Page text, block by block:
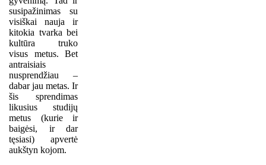
susipažinimas su
visiškai nauja ir
kitokia tvarka bei
kultūra truko
visus metus. Bet
antraisiais
nusprendžiau –
dabar jau metas. Ir
šis sprendimas
likusius studijų
metus (kurie ir
baigėsi, ir dar
tęsiasi) apvertė
aukštyn kojom.